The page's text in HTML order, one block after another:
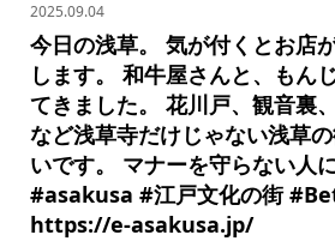
2025.09.04
今日の浅草。 気が付くとお店
します。 和牛屋さんと、もん
てきました。 花川戸、観音裏
など浅草寺だけじゃない浅草
いです。 マナーを守らない人
#asakusa #江戸文化の街
https://e-asakusa.jp/